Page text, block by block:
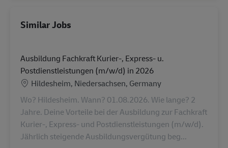
Similar Jobs
Ausbildung Fachkraft Kurier-, Express- u.
Postdienstleistungen (m/w/d) in 2026
Location
Hildesheim, Niedersachsen, Germany
Wo? Hildesheim. Wann? 01.08.2026. Wie lange? 2
Jahre. Deine Vorteile bei der Ausbildung zur Fachkraft
Kurier-, Express- und Postdienstleistungen (m/w/d).
Jährlich steigende Ausbildungsvergütung beg...